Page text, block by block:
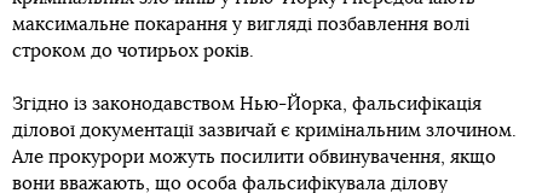
максимальне покарання у вигляді позбавлення волі
строком до чотирьох років.
Згідно із законодавством Нью-Йорка, фальсифікація
ділової документації зазвичай є кримінальним злочином.
Але прокурори можуть посилити обвинувачення, якщо
вони вважають, що особа фальсифікувала ділову